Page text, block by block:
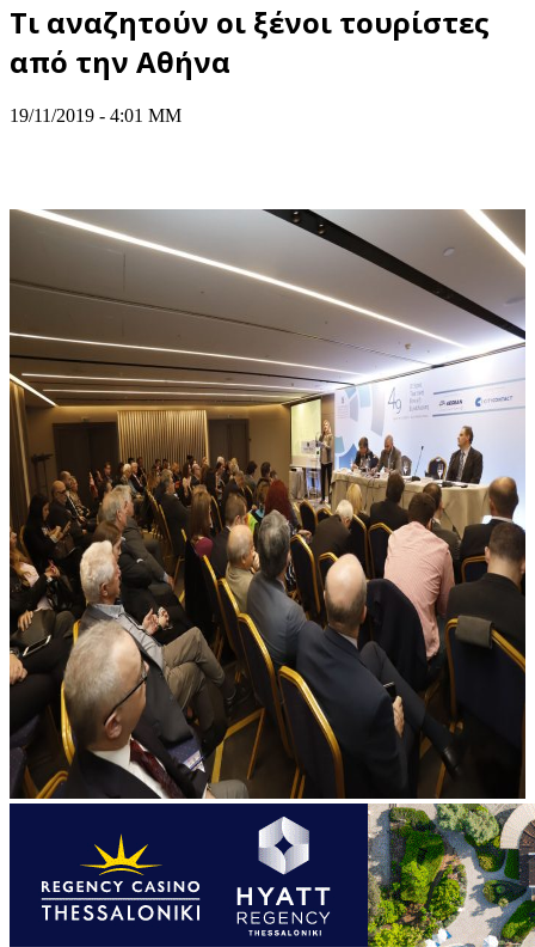
Τι αναζητούν οι ξένοι τουρίστες
από την Αθήνα
19/11/2019 - 4:01 ΜΜ